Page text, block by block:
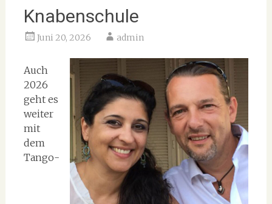
Knabenschule
Juni 20, 2026 admin
Auch
2026
geht es
weiter
mit
dem
Tango-